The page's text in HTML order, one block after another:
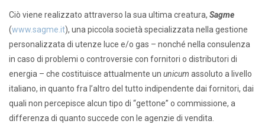
Ciò viene realizzato attraverso la sua ultima creatura, Sagme
(www.sagme.it), una piccola società specializzata nella gestione
personalizzata di utenze luce e/o gas – nonché nella consulenza
in caso di problemi o controversie con fornitori o distributori di
energia – che costituisce attualmente un unicum assoluto a livello
italiano, in quanto fra l’altro del tutto indipendente dai fornitori, dai
quali non percepisce alcun tipo di “gettone” o commissione, a
differenza di quanto succede con le agenzie di vendita.